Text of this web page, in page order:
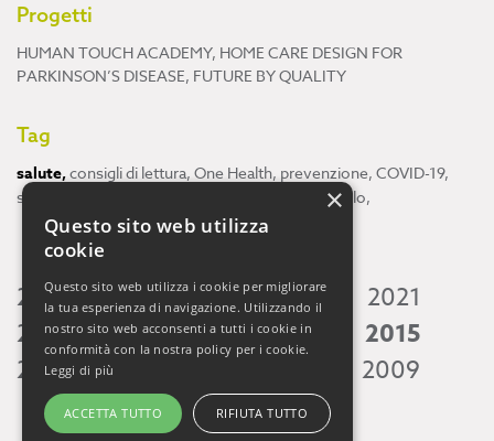
Progetti
HUMAN TOUCH ACADEMY, HOME CARE DESIGN FOR
PARKINSON’S DISEASE, FUTURE BY QUALITY
Tag
salute,consigli di lettura, One Health, prevenzione, COVID-19,
scienza
cervello,
2026 2025 2024 2023 2022
2021
2020 2019 2018 2017 2016
2015
2014 2013 2009
×
Questo sito web utilizza
cookie
Questo sito web utilizza i cookie per migliorare
la tua esperienza di navigazione. Utilizzando il
nostro sito web acconsenti a tutti i cookie in
conformità con la nostra policy per i cookie.
Leggi di più
ACCETTA TUTTO RIFIUTA TUTTO